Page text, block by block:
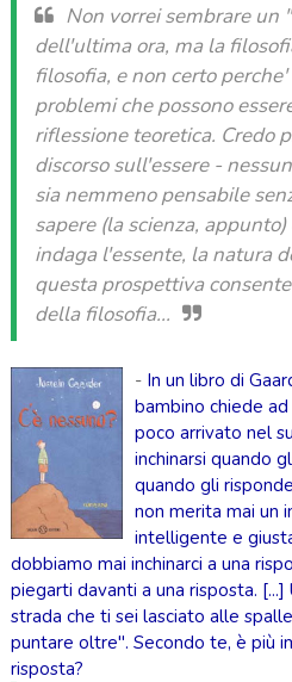
Non vorrei sembrare un
dell'ultima ora, ma la
filosofia, e non certo
problemi che possono
riflessione teoretica. Credo
discorso sull'essere -
sia nemmeno pensabile
sapere (la scienza,
indaga l'essente, la natura
questa prospettiva
della filosofia...
- In un libro di
bambino chiede
poco arrivato nel
inchinarsi quando
quando gli
non merita mai un
intelligente e
dobbiamo mai inchinarci a una
piegarti davanti a una risposta.
strada che ti sei lasciato alle
puntare oltre". Secondo te, è più
risposta?